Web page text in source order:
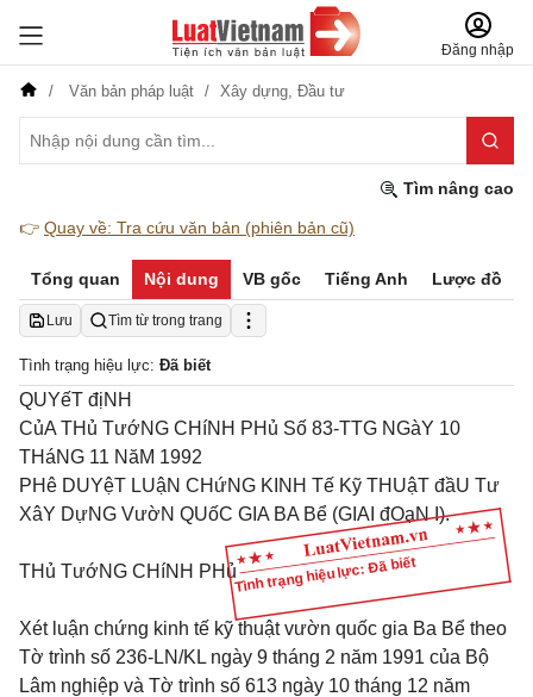
Đăng nhập
Văn bản pháp luật Xây dựng, Đầu tư
Tìm nâng cao
👉 Quay về: Tra cứu văn bản (phiên bản cũ)
Tổng quan Nội dung VB gốc Tiếng Anh Lược đồ
Lưu Tìm từ trong trang
Tình trạng hiệu lực: Đã biết
Tình trạng hiệu lực: Đã biết
QUYếT địNH
CủA THủ TướNG CHíNH PHủ Số 83-TTG NGàY 10
THáNG 11 NăM 1992
PHê DUYệT LUậN CHứNG KINH Tế Kỹ THUậT đầU Tư
XâY DựNG VườN QUốC GIA BA Bể (GIAI đOạN I).
THủ TướNG CHíNH PHủ
Xét luận chứng kinh tế kỹ thuật vườn quốc gia Ba Bể theo
Tờ trình số 236-LN/KL ngày 9 tháng 2 năm 1991 của Bộ
Lâm nghiệp và Tờ trình số 613 ngày 10 tháng 12 năm